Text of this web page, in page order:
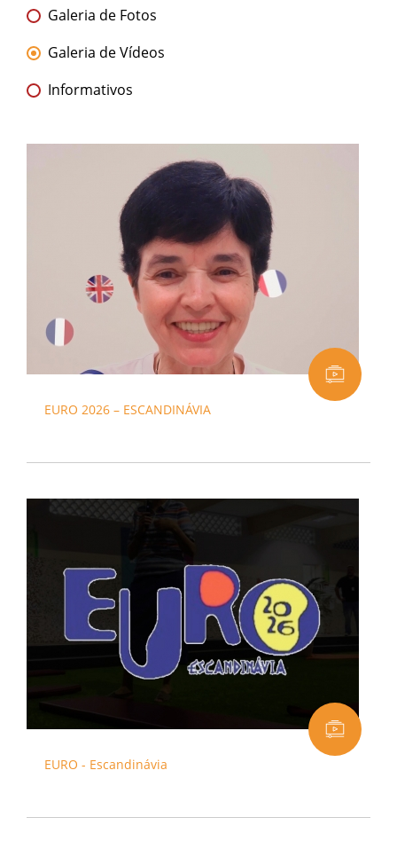
Galeria de Fotos
Galeria de Vídeos
Informativos
EURO 2026 – ESCANDINÁVIA
EURO - Escandinávia